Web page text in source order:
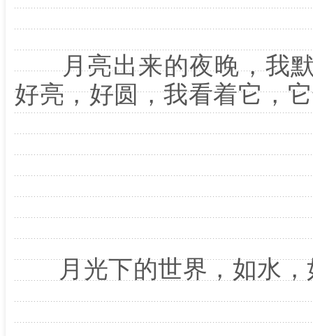
月亮出来的夜晚，我默
好亮，好圆，我看着它，
月光下的世界，如水，